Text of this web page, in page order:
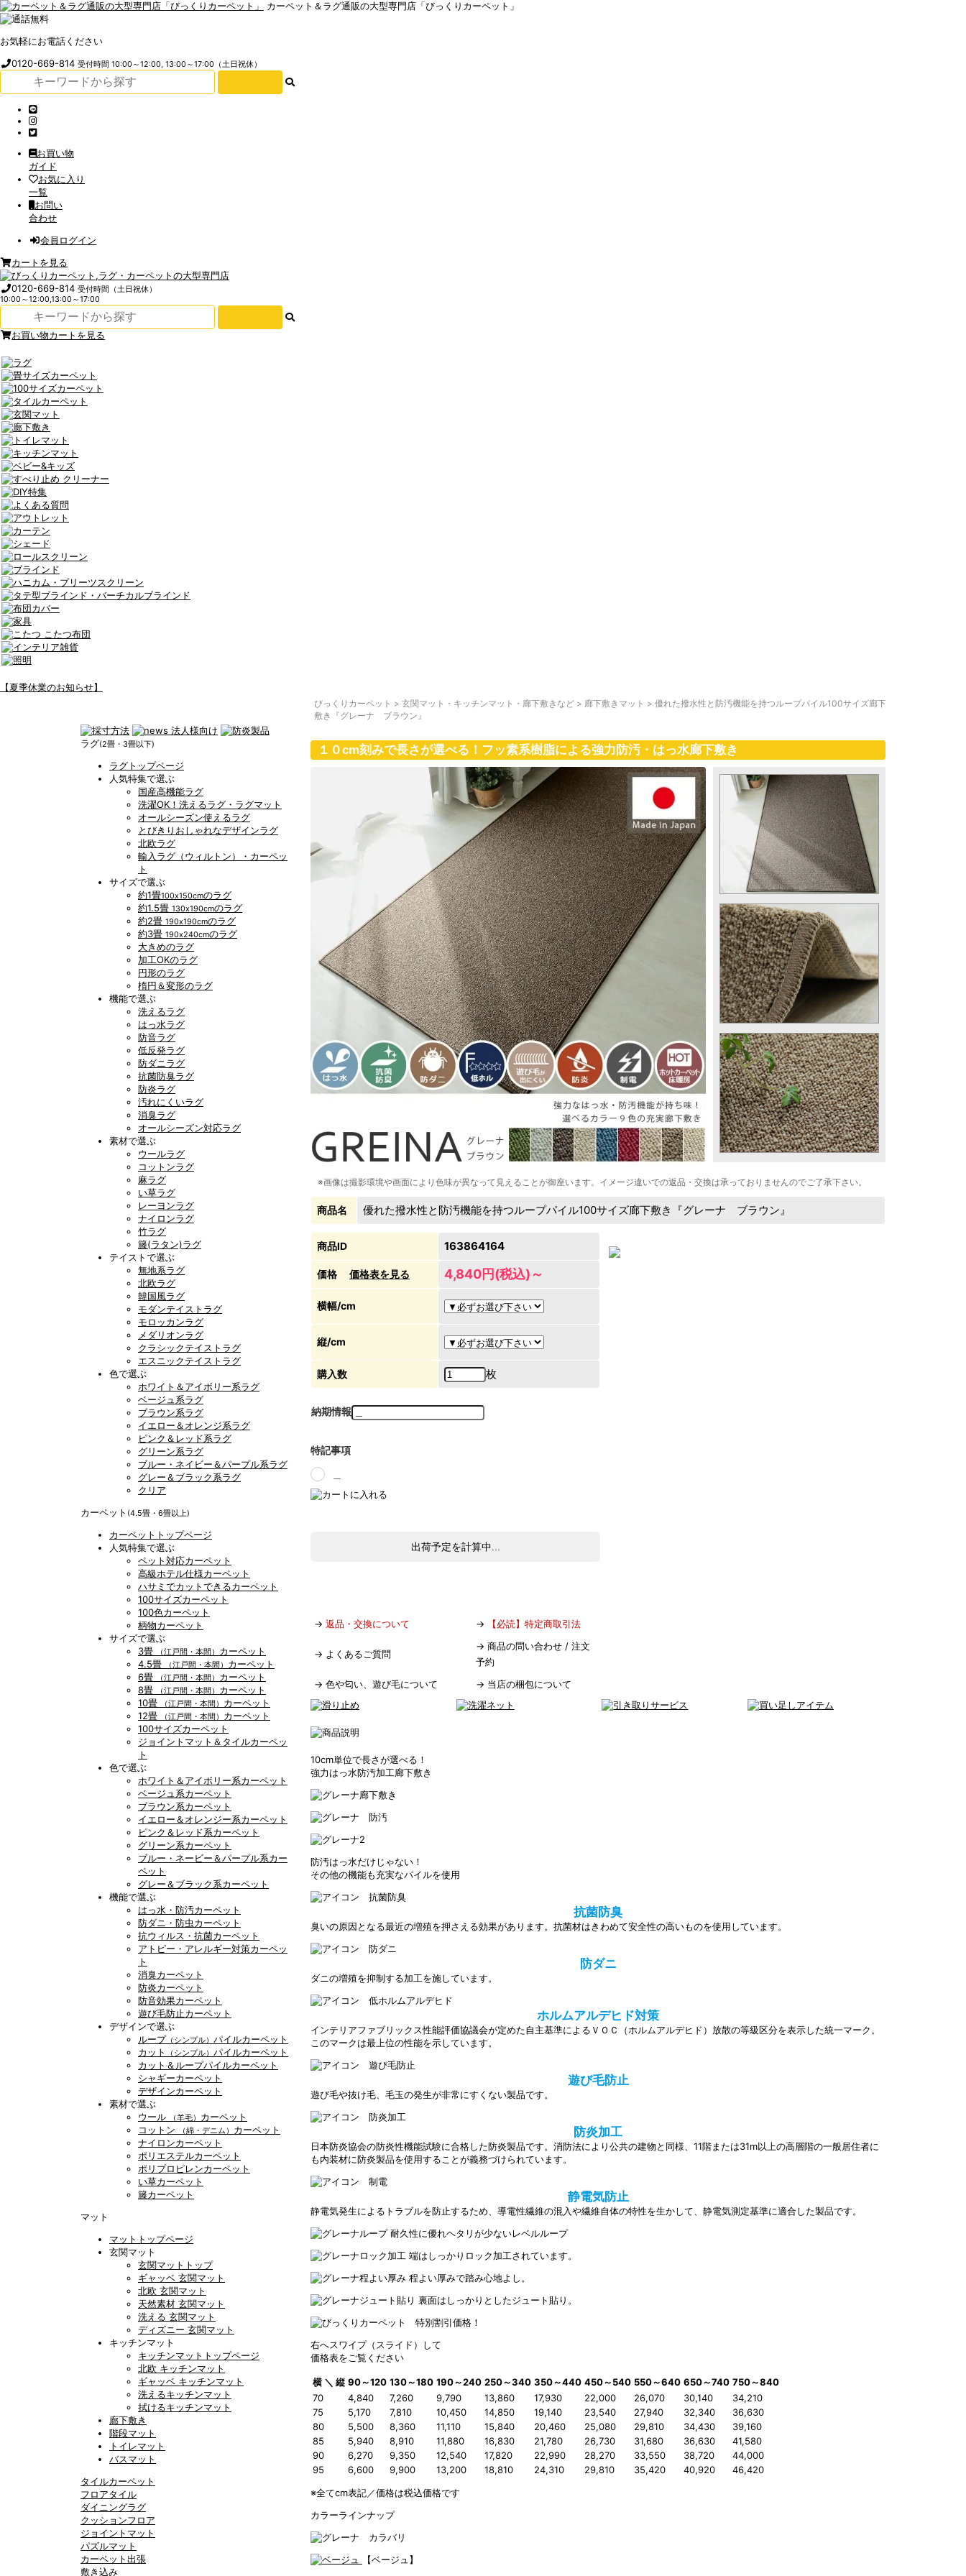
カーペット＆ラグ通販の大型専門店「びっくりカーペット」
お気軽にお電話ください
0120-669-814受付時間 10:00～12:00, 13:00～17:00（土日祝休）
お買い物
ガイド
お気に入り
一覧
お問い
合わせ
会員ログイン
カートを見る
0120-669-814受付時間（土日祝休）
10:00～12:00,13:00～17:00
お買い物カートを見る
【夏季休業のお知らせ】
ラグ(2畳・3畳以下)
ラグトップページ
人気特集で選ぶ
国産高機能ラグ
洗濯OK！洗えるラグ・ラグマット
オールシーズン使えるラグ
とびきりおしゃれなデザインラグ
北欧ラグ
輸入ラグ（ウィルトン）・カーペッ
ト
サイズで選ぶ
約1畳100x150cmのラグ
約1.5畳 130x190cmのラグ
約2畳 190x190cmのラグ
約3畳 190x240cmのラグ
大きめのラグ
加工OKのラグ
円形のラグ
楕円＆変形のラグ
機能で選ぶ
洗えるラグ
はっ水ラグ
防音ラグ
低反発ラグ
防ダニラグ
抗菌防臭ラグ
防炎ラグ
汚れにくいラグ
消臭ラグ
オールシーズン対応ラグ
素材で選ぶ
ウールラグ
コットンラグ
麻ラグ
い草ラグ
レーヨンラグ
ナイロンラグ
竹ラグ
籐(ラタン)ラグ
テイストで選ぶ
無地系ラグ
北欧ラグ
韓国風ラグ
モダンテイストラグ
モロッカンラグ
メダリオンラグ
クラシックテイストラグ
エスニックテイストラグ
色で選ぶ
ホワイト＆アイボリー系ラグ
ベージュ系ラグ
ブラウン系ラグ
イエロー＆オレンジ系ラグ
ピンク＆レッド系ラグ
グリーン系ラグ
ブルー・ネイビー＆パープル系ラグ
グレー＆ブラック系ラグ
クリア
カーペット (4.5畳・6畳以上)
カーペットトップページ
人気特集で選ぶ
ペット対応カーペット
高級ホテル仕様カーペット
ハサミでカットできるカーペット
100サイズカーペット
100色カーペット
柄物カーペット
サイズで選ぶ
3畳
（江戸間・本間） カーペット
4.5畳
（江戸間・本間） カーペット
6畳
（江戸間・本間） カーペット
8畳
（江戸間・本間） カーペット
10畳
（江戸間・本間） カーペット
12畳
（江戸間・本間） カーペット
100サイズカーペット
ジョイントマット＆タイルカーペッ
ト
色で選ぶ
ホワイト＆アイボリー系カーペット
ベージュ系カーペット
ブラウン系カーペット
イエロー＆オレンジー系カーペット
ピンク＆レッド系カーペット
グリーン系カーペット
ブルー・ネービー＆パープル系カー
ペット
グレー＆ブラック系カーペット
機能で選ぶ
はっ水・防汚カーペット
防ダニ・防虫カーペット
抗ウィルス・抗菌カーペット
アトピー・アレルギー対策カーペッ
ト
消臭カーペット
防炎カーペット
防音効果カーペット
遊び毛防止カーペット
デザインで選ぶ
ループ （シンプル） パイルカーペット
カット
（シンプル） パイルカーペット
カット＆ループパイルカーペット
シャギーカーペット
デザインカーペット
素材で選ぶ
ウール
（羊毛） カーペット
コットン
（綿・デニム） カーペット
ナイロンカーペット
ポリエステルカーペット
ポリプロピレンカーペット
い草カーペット
籐カーペット
マット
マットトップページ
玄関マット
玄関マットトップ
ギャッベ 玄関マット
北欧 玄関マット
天然素材 玄関マット
洗える 玄関マット
ディズニー 玄関マット
キッチンマット
キッチンマットトップページ
北欧 キッチンマット
ギャッベ キッチンマット
洗えるキッチンマット
拭けるキッチンマット
廊下敷き
階段マット
トイレマット
バスマット
タイルカーペット
フロアタイル
ダイニングラグ
クッションフロア
ジョイントマット
パズルマット
カーペット出張
敷き込み
びっくりカーペット > 玄関マット・キッチンマット・廊下敷きなど > 廊下敷きマット > 優れた撥水性と防汚機能を持つループパイル100サイズ廊下
敷き『グレーナ ブラウン』
１０cm刻みで長さが選べる！フッ素系樹脂による強力防汚・はっ水廊下敷き
※画像は撮影環境や画面により色味が異なって見えることが御座います。イメージ違いでの返品・交換は承っておりませんのでご了承下さい。
商品名 優れた撥水性と防汚機能を持つループパイル100サイズ廊下敷き『グレーナ ブラウン』
商品ID 163864164
価格 価格表を見る 4,840円(税込)～
横幅/cm
縦/cm
購入数 枚
納期情報
特記事項
出荷予定を計算中...
→ 返品・交換について → 【必読】特定商取引法
→ よくあるご質問
→ 商品の問い合わせ / 注文
予約
→ 色や匂い、遊び毛について → 当店の梱包について
10cm単位で長さが選べる！
強力はっ水防汚加工廊下敷き
防汚はっ水だけじゃない！
その他の機能も充実なパイルを使用
抗菌防臭
臭いの原因となる最近の増殖を押さえる効果があります。抗菌材はきわめて安全性の高いものを使用しています。
防ダニ
ダニの増殖を抑制する加工を施しています。
ホルムアルデヒド対策
インテリアファブリックス性能評価協議会が定めた自主基準によるＶＯＣ（ホルムアルデヒド）放散の等級区分を表示した統一マーク。
このマークは最上位の性能を示しています。
遊び毛防止
遊び毛や抜け毛、毛玉の発生が非常にすくない製品です。
防炎加工
日本防炎協会の防炎性機能試験に合格した防炎製品です。消防法により公共の建物と同様、11階または31m以上の高層階の一般居住者に
も内装材に防炎製品を使用することが義務づけられています。
静電気防止
静電気発生によるトラブルを防止するため、導電性繊維の混入や繊維自体の特性を生かして、静電気測定基準に適合した製品です。
耐久性に優れヘタリが少ないレベルループ
端はしっかりロック加工されています。
程よい厚みで踏み心地よし。
裏面はしっかりとしたジュート貼り。
右へスワイプ（スライド）して
価格表をご覧ください
横 ＼ 縦 90～120 130～180 190～240 250～340 350～440 450～540 550～640 650～740 750～840
70
4,840 7,260 9,790 13,860 17,930 22,000 26,070 30,140
34,210
75
5,170 7,810 10,450 14,850 19,140 23,540 27,940 32,340
36,630
80
5,500 8,360 11,110 15,840 20,460 25,080 29,810 34,430
39,160
85
5,940 8,910 11,880 16,830 21,780 26,730 31,680 36,630
41,580
90
6,270 9,350 12,540 17,820 22,990 28,270 33,550 38,720
44,000
95
6,600 9,900 13,200 18,810 24,310 29,810 35,420 40,920
46,420
※全てcm表記／価格は税込価格です
カラーラインナップ
【ベージュ】